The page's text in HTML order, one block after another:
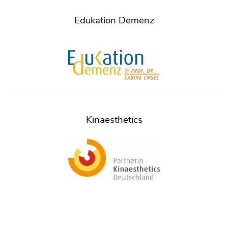
Edukation Demenz
Kinaesthetics